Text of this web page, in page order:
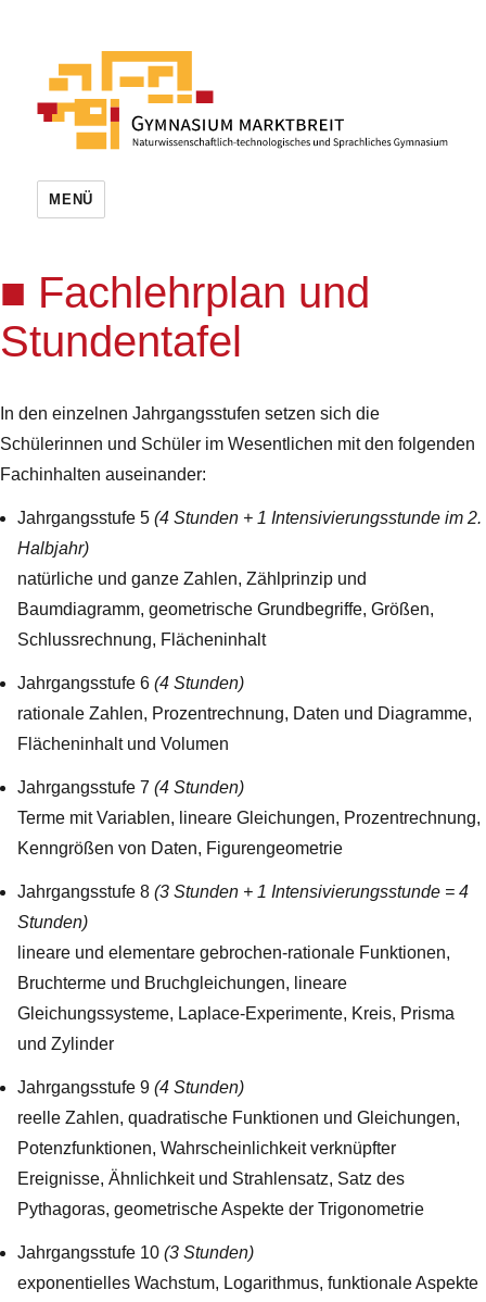
MENÜ
Fachlehrplan und
Stundentafel
In den einzelnen Jahrgangsstufen setzen sich die
Schülerinnen und Schüler im Wesentlichen mit den folgenden
Fachinhalten auseinander:
Jahrgangsstufe 5 (4 Stunden + 1 Intensivierungsstunde im 2.
Halbjahr)
natürliche und ganze Zahlen, Zählprinzip und
Baumdiagramm, geometrische Grundbegriffe, Größen,
Schlussrechnung, Flächeninhalt
Jahrgangsstufe 6 (4 Stunden)
rationale Zahlen, Prozentrechnung, Daten und Diagramme,
Flächeninhalt und Volumen
Jahrgangsstufe 7 (4 Stunden)
Terme mit Variablen, lineare Gleichungen, Prozentrechnung,
Kenngrößen von Daten, Figurengeometrie
Jahrgangsstufe 8 (3 Stunden + 1 Intensivierungsstunde = 4
Stunden)
lineare und elementare gebrochen-rationale Funktionen,
Bruchterme und Bruchgleichungen, lineare
Gleichungssysteme, Laplace-Experimente, Kreis, Prisma
und Zylinder
Jahrgangsstufe 9 (4 Stunden)
reelle Zahlen, quadratische Funktionen und Gleichungen,
Potenzfunktionen, Wahrscheinlichkeit verknüpfter
Ereignisse, Ähnlichkeit und Strahlensatz, Satz des
Pythagoras, geometrische Aspekte der Trigonometrie
Jahrgangsstufe 10 (3 Stunden)
exponentielles Wachstum, Logarithmus, funktionale Aspekte